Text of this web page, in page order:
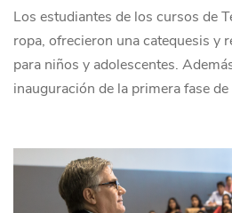
Los estudiantes de los cursos de
ropa, ofrecieron una catequesis y
para niños y adolescentes.
inauguración de la primera fase